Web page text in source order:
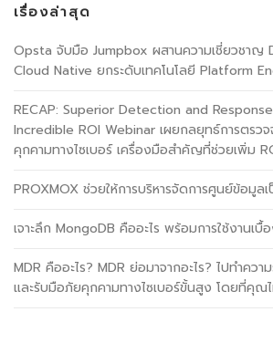
เรื่องล่าสุด
Opsta จับมือ Jumpbox ผสานความเชี่ยวชาญ
Cloud Native ยกระดับเทคโนโลยี Platform
RECAP: Superior Detection and
Incredible ROI Webinar เผยกลยุทธ์การตรว
คุกคามทางไซเบอร์ เครื่องมือสำคัญที่ช่วยเพิ่ม
PROXMOX ช่วยให้การบริหารจัดการศูนย์ข้อมูลเ
เจาะลึก MongoDB คืออะไร พร้อมการใช้งานเบื้
MDR คืออะไร? MDR ย่อมาจากอะไร? ไปทำคว
และรับมือภัยคุกคามทางไซเบอร์ขั้นสูง โดยที่คุณ